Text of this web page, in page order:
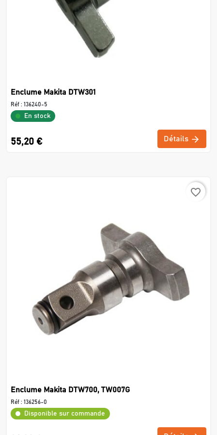
Enclume Makita DTW301
Réf : 136240-5
En stock
55,20 € Détails
favorite_border
Enclume Makita DTW700, TW007G
Réf : 136256-0
Disponible sur commande